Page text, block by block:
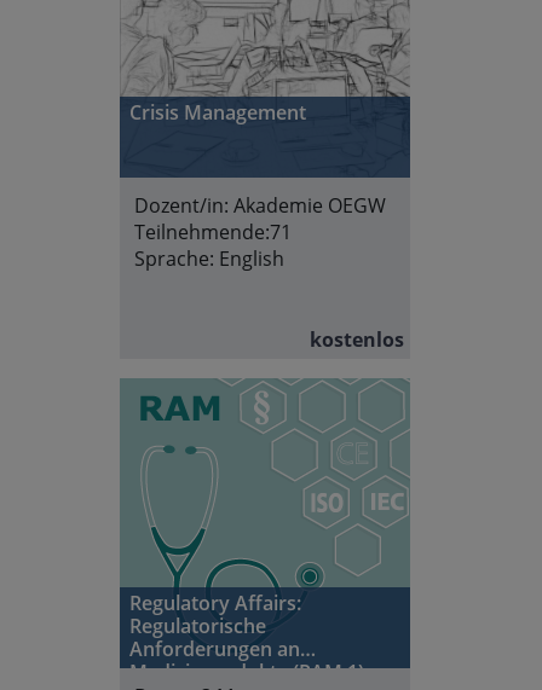
Crisis Management
Dozent/in: Akademie OEGW
Teilnehmende:71
Sprache: English
kostenlos
Regulatory Affairs:
Regulatorische
Anforderungen an
Medizinprodukte (RAM 1)